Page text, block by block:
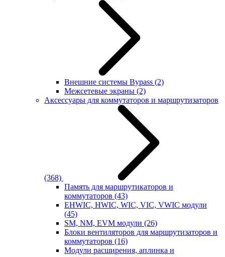
Внешние системы Bypass (2)
Межсетевые экраны (2)
Аксессуары для коммутаторов и маршрутизаторов
(368)
Память для маршрутикаторов и
коммутаторов (43)
EHWIC, HWIC, WIC, VIC, VWIC модули
(45)
SM, NM, EVM модули (26)
Блоки вентиляторов для маршрутизаторов и
коммутаторов (16)
Модули расширения, аплинка и